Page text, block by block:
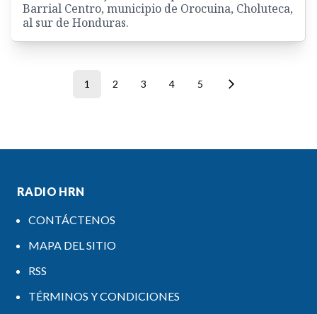
Barrial Centro, municipio de Orocuina, Choluteca,
al sur de Honduras.
1 2 3 4 5
RADIO HRN
CONTÁCTENOS
MAPA DEL SITIO
RSS
TÉRMINOS Y CONDICIONES